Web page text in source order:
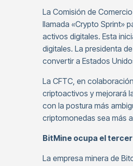
La Comisión de
llamada «Crypto Sprint»
activos digitales. Esta
digitales. La presidenta
convertir a Estados
La CFTC, en
criptoactivos y mejorará
con la postura más
criptomonedas sea más
BitMine ocupa el
La empresa minera de